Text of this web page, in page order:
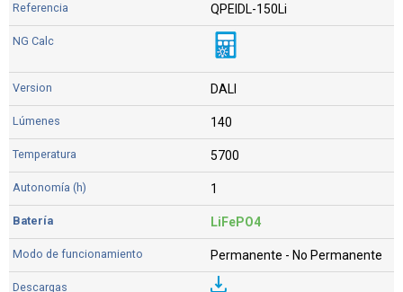
QPEIDL-150Li
DALI
140
5700
1
LiFePO4
Permanente - No Permanente